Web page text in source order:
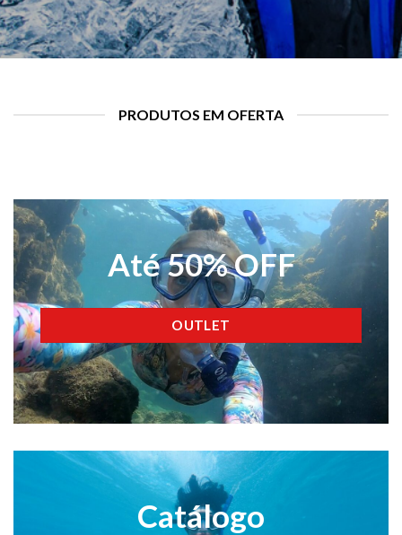
PRODUTOS EM OFERTA
Até 50% OFF
OUTLET
Catálogo